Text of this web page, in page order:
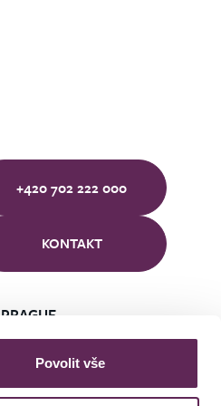
Povolit vše
PRAGUE
BRNO
ÚSTÍ NAD LABEM
+420 702 222 000
KONTAKT